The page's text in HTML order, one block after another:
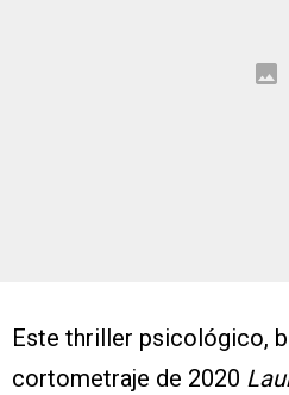
Este thriller psicológico,
cortometraje de 2020